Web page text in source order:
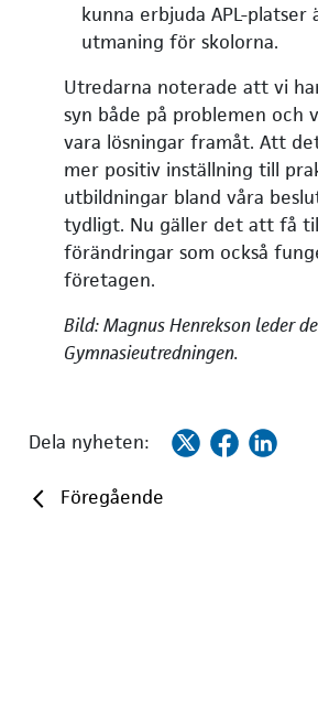
kunna erbjuda APL-platser
utmaning för skolorna.
Utredarna noterade att vi
syn både på problemen och
vara lösningar framåt. Att
mer positiv inställning till
utbildningar bland våra
tydligt. Nu gäller det att få
förändringar som också
företagen.
Bild: Magnus Henrekson leder
Gymnasieutredningen.
Dela nyheten:
Föregående